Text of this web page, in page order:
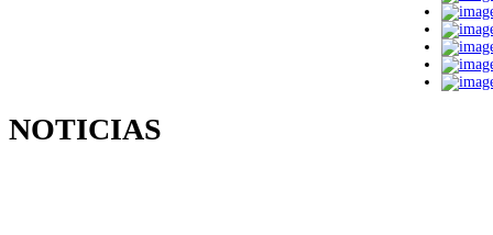
NOTICIAS